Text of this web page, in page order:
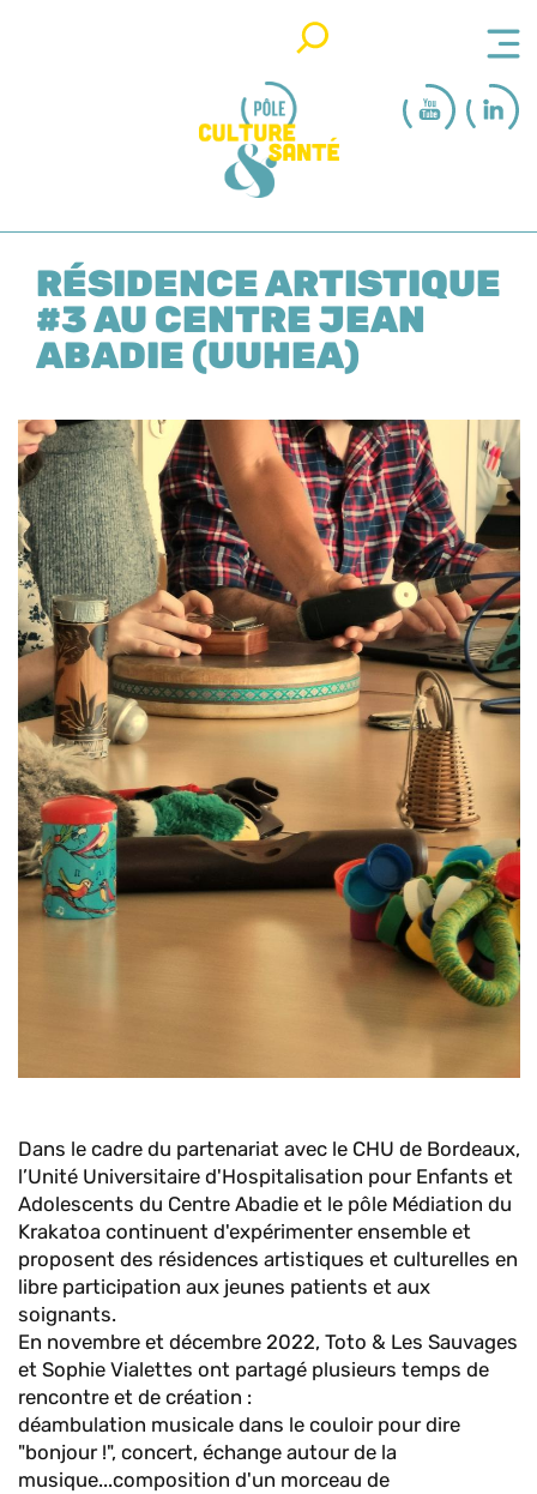
RÉSIDENCE ARTISTIQUE
#3 AU CENTRE JEAN
ABADIE (UUHEA)
Dans le cadre du partenariat avec le CHU de Bordeaux,
l’Unité Universitaire d'Hospitalisation pour Enfants et
Adolescents du Centre Abadie et le pôle Médiation du
Krakatoa continuent d'expérimenter ensemble et
proposent des résidences artistiques et culturelles en
libre participation aux jeunes patients et aux
soignants.
En novembre et décembre 2022, Toto & Les Sauvages
et Sophie Vialettes ont partagé plusieurs temps de
rencontre et de création :
déambulation musicale dans le couloir pour dire
"bonjour !", concert, échange autour de la
musique...composition d'un morceau de